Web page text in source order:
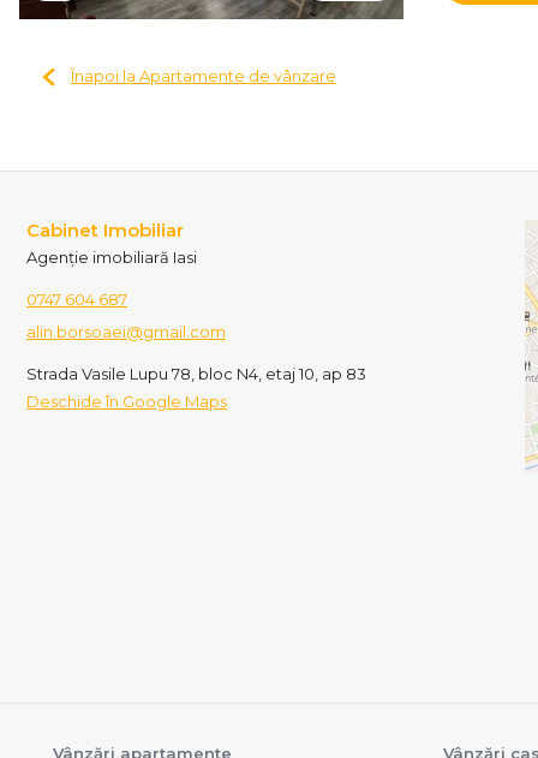
Înapoi la Apartamente de vânzare
Cabinet Imobiliar
Agenție imobiliară Iasi
0747 604 687
alin.borsoaei@gmail.com
Strada Vasile Lupu 78, bloc N4, etaj 10, ap 83
Deschide în Google Maps
Vânzări apartamente Vânzări